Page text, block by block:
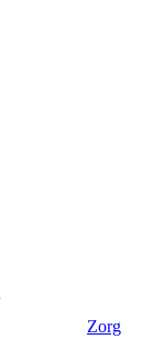
Zorg